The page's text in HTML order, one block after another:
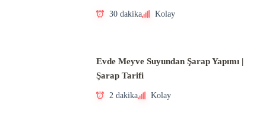
30 dakika Kolay
Evde Meyve Suyundan Şarap Yapımı |
Şarap Tarifi
2 dakika Kolay